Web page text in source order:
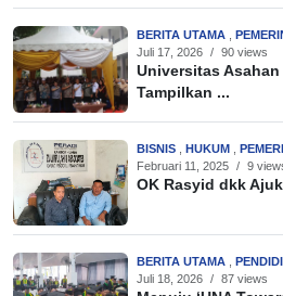
BERITA UTAMA
Juli 17, 2026 / 90 views
Universitas
Tampilkan ...
BISNIS HUKUM
Februari 11, 2025 / 9
OK Rasyid dkk
BERITA UTAMA
Juli 18, 2026 / 87 views